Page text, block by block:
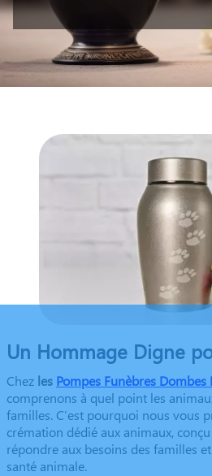
Un Hommage Digne
Chez les Pompes Funèbres Dombes
comprenons à quel point les
familles. C’est pourquoi nous vous
crémation dédié aux animaux,
répondre aux besoins des familles
santé animale.